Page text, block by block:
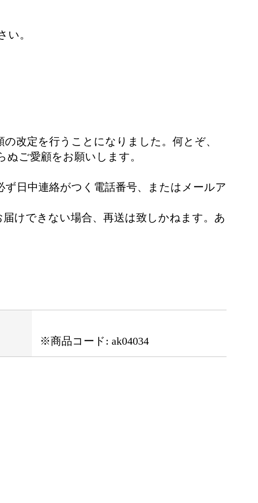
。
改定を行うことになりました。何とぞ、
ご愛顧をお願いします。
日中連絡がつく電話番号、またはメールア
けできない場合、再送は致しかねます。あ
※商品コード: ak04034